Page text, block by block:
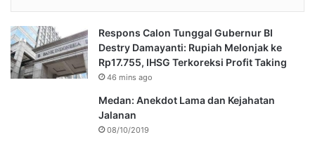
Respons Calon Tunggal Gubernur BI
Destry Damayanti: Rupiah Melonjak ke
Rp17.755, IHSG Terkoreksi Profit Taking
46 mins ago
Medan: Anekdot Lama dan Kejahatan
Jalanan
08/10/2019